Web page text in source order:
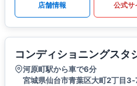
店舗情報 公式サ
コンディショニングスタ
河原町駅から車で6分
宮城県仙台市青葉区大町2丁目